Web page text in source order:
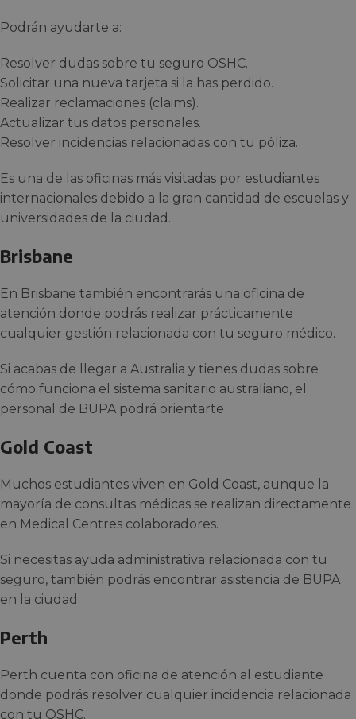
Podrán ayudarte a:
Resolver dudas sobre tu seguro OSHC.
Solicitar una nueva tarjeta si la has perdido.
Realizar reclamaciones (claims).
Actualizar tus datos personales.
Resolver incidencias relacionadas con tu póliza.
Es una de las oficinas más visitadas por estudiantes
internacionales debido a la gran cantidad de escuelas y
universidades de la ciudad.
Brisbane
En Brisbane también encontrarás una oficina de
atención donde podrás realizar prácticamente
cualquier gestión relacionada con tu seguro médico.
Si acabas de llegar a Australia y tienes dudas sobre
cómo funciona el sistema sanitario australiano, el
personal de BUPA podrá orientarte
Gold Coast
Muchos estudiantes viven en Gold Coast, aunque la
mayoría de consultas médicas se realizan directamente
en Medical Centres colaboradores.
Si necesitas ayuda administrativa relacionada con tu
seguro, también podrás encontrar asistencia de BUPA
en la ciudad.
Perth
Perth cuenta con oficina de atención al estudiante
donde podrás resolver cualquier incidencia relacionada
con tu OSHC.